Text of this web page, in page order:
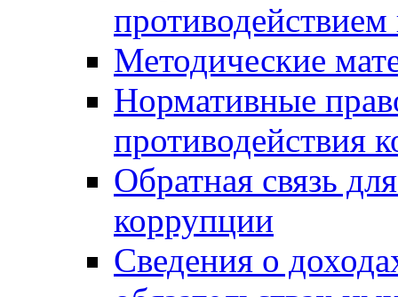
Методические
Нормативные
противодействия
Обратная связь
коррупции
Сведения о